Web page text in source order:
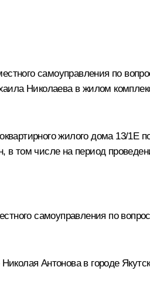
самоуправления по
Николаева в жилом
жилого дома 13/1Е
в том числе на период
самоуправления по
Антонова в городе